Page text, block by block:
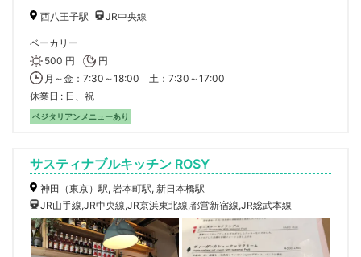
西八王子駅 JR中央線
ベーカリー
500 円
円
月～金：7:30～18:00 土：7:30～17:00
休業日
日、祝
ベジタリアンメニューあり
サスティナブルキッチン ROSY
神田（東京）駅, 岩本町駅, 新日本橋駅
JR山手線,JR中央線,JR京浜東北線,都営新宿線,JR総武本線